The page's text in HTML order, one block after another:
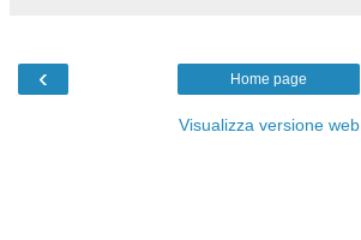
‹ Home page
Visualizza versione web